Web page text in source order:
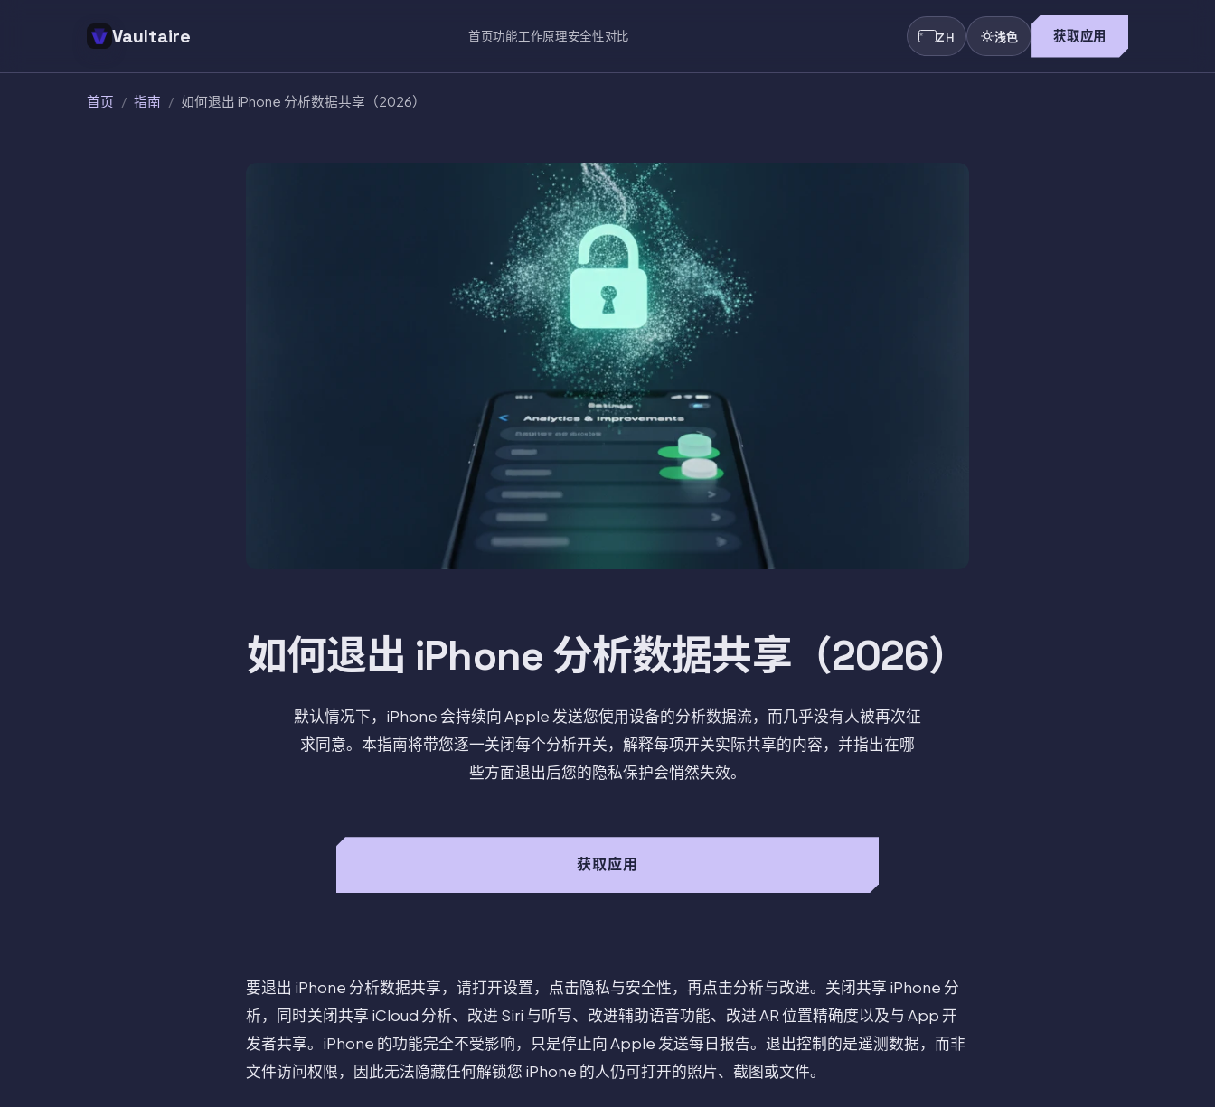
Vaultaire 首页功能工作原理安全性对比 ZH 浅色 获取应用
首页 / 指南 / 如何退出 iPhone 分析数据共享（2026）
如何退出 iPhone 分析数据共享（2026）
默认情况下，iPhone 会持续向 Apple 发送您使用设备的分析数据流，而几乎没有人被再次征
求同意。本指南将带您逐一关闭每个分析开关，解释每项开关实际共享的内容，并指出在哪
些方面退出后您的隐私保护会悄然失效。
获取应用
要退出 iPhone 分析数据共享，请打开设置，点击隐私与安全性，再点击分析与改进。关闭共享 iPhone 分
析，同时关闭共享 iCloud 分析、改进 Siri 与听写、改进辅助语音功能、改进 AR 位置精确度以及与 App 开
发者共享。iPhone 的功能完全不受影响，只是停止向 Apple 发送每日报告。退出控制的是遥测数据，而非
文件访问权限，因此无法隐藏任何解锁您 iPhone 的人仍可打开的照片、截图或文件。